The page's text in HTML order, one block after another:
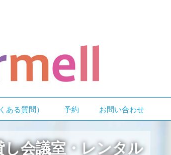
ある質問） 予約 お問い合わせ
会議室・レンタル